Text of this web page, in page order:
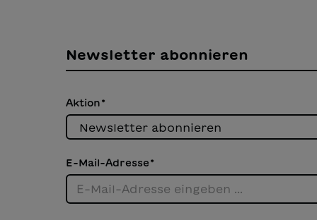
Newsletter abonnieren
Aktion*
E-Mail-Adresse*